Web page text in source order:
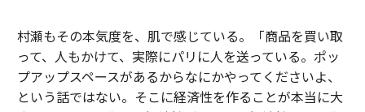
村瀬もその本気度を、肌で感じている。「商品を買い取
って、人もかけて、実際にパリに人を送っている。ポッ
プアップスペースがあるからなにかやってくださいよ、
という話ではない。そこに経済性を作ることが本当に大